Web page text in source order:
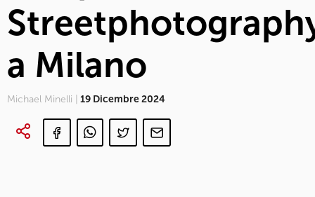
a Milano
Michael Minelli | 19 Dicembre 2024